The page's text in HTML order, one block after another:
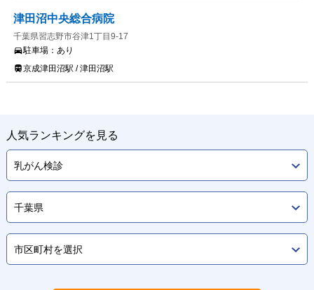
津田沼中央総合病院
千葉県習志野市谷津1丁目9-17
駐車場： あり
京成津田沼駅 / 津田沼駅
人気ランキングを見る